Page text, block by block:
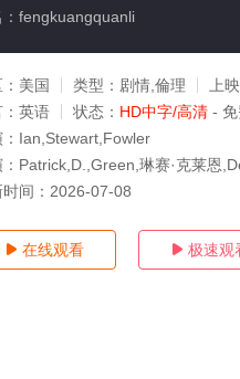
：fengkuangquanli
美国 类型： 剧情,倫理 上
英语 状态： HD中字/高清 -
Ian,Stewart,Fowler
Patrick,D.,Green,琳赛·克莱恩
间： 2026-07-08
 在线观看  极速观